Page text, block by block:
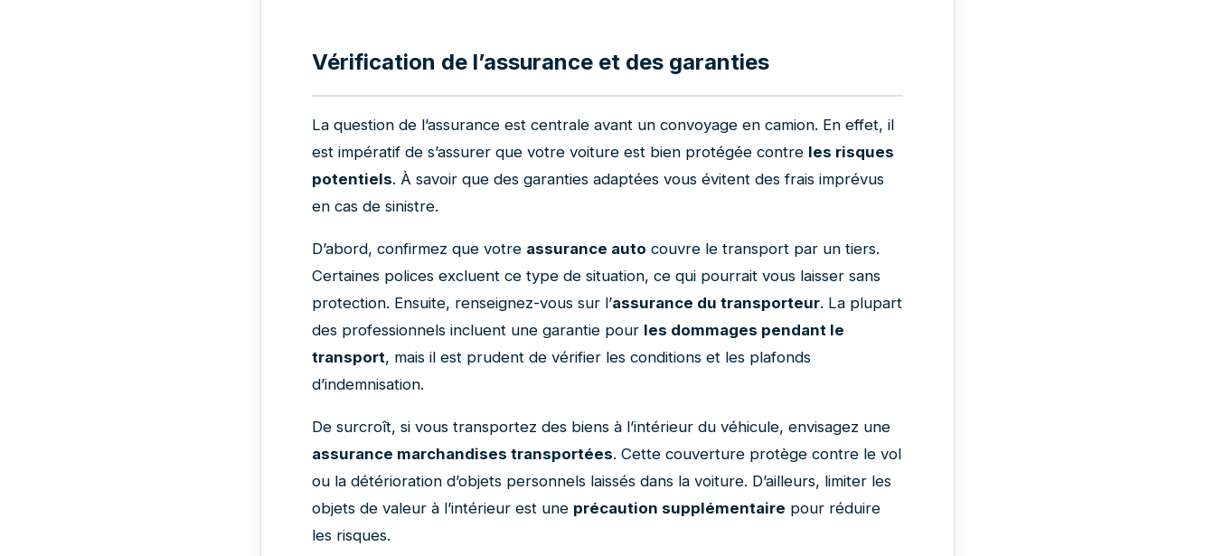
Vérification de l’assurance et des garanties
La question de l’assurance est centrale avant un convoyage en camion. En effet, il
est impératif de s’assurer que votre voiture est bien protégée contre les risques
potentiels. À savoir que des garanties adaptées vous évitent des frais imprévus
en cas de sinistre.
D’abord, confirmez que votre assurance auto couvre le transport par un tiers.
Certaines polices excluent ce type de situation, ce qui pourrait vous laisser sans
protection. Ensuite, renseignez-vous sur l’assurance du transporteur. La plupart
des professionnels incluent une garantie pour les dommages pendant le
transport, mais il est prudent de vérifier les conditions et les plafonds
d’indemnisation.
De surcroît, si vous transportez des biens à l’intérieur du véhicule, envisagez une
assurance marchandises transportées. Cette couverture protège contre le vol
ou la détérioration d’objets personnels laissés dans la voiture. D’ailleurs, limiter les
objets de valeur à l’intérieur est une précaution supplémentaire pour réduire
les risques.